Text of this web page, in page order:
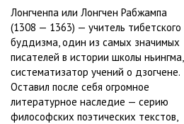
Лонгченпа или Лонгчен Рабжампа
(1308 — 1363) — учитель тибетского
буддизма, один из самых значимых
писателей в истории школы ньингма,
систематизатор учений о дзогчене.
Оставил после себя огромное
литературное наследие — серию
философских поэтических текстов,